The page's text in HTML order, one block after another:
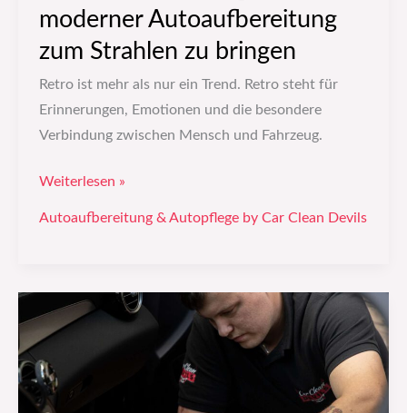
moderner Autoaufbereitung
zum Strahlen zu bringen
Retro ist mehr als nur ein Trend. Retro steht für
Erinnerungen, Emotionen und die besondere
Verbindung zwischen Mensch und Fahrzeug.
Weiterlesen »
Autoaufbereitung & Autopflege by Car Clean Devils
Holthausen
Düsseldorf
Warum
professionelle